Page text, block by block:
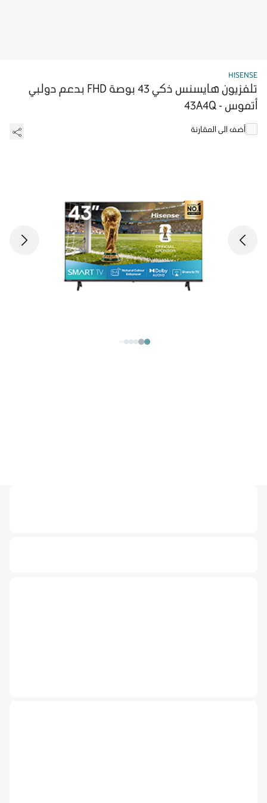
HISENSE
تلفزيون هايسنس ذكي 43 بوصة FHD بدعم دولبي
أتموس - 43A4Q
أضف الى المقارنة